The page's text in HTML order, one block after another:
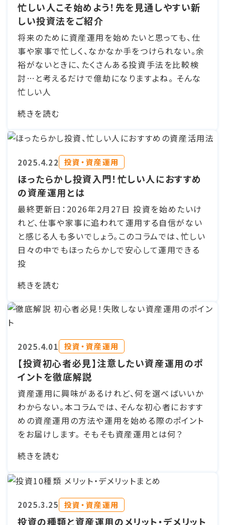
忙しい人こそ始めよう！先を見通しやすい新
しい投資法をご紹介
将来のために資産運用を始めたいと思っても、仕
事や家事で忙しく、なかなか手をつけられない。余
裕がないときに、たくさんある投資手法を比較検
討…と考えるだけで億劫になりますよね。 そんな
忙しい人
続きを読む
2025.4.22 投資・資産運用
ほったらかし投資入門！忙しい人におすすめ
の資産運用とは
最終更新日：2026年2月27日 投資を始めたいけ
れど、仕事や家事に追われて運用する自信がない
と感じる人も多いでしょう。このコラムでは、忙しい
日々の中でもほったらかしで安心して運用できる
投
続きを読む
2025.4.01 投資・資産運用
【投資初心者必見】注意したい資産運用のポ
イントを徹底解説
資産運用に興味があるけれど、何を選べばいいか
わからない。本コラムでは、そんな初心者におすす
めの資産運用の方法や運用を始める際のポイント
をお届けします。 そもそも資産運用とは何？
続きを読む
2025.3.25 投資・資産運用
投資の種類と資産運用のメリット・デメリット